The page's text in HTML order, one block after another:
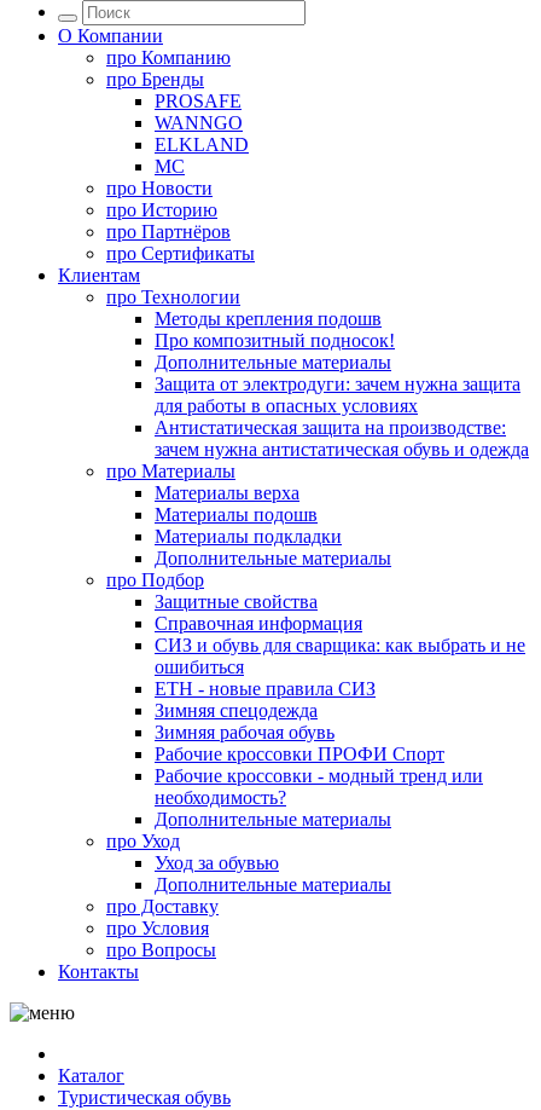
О Компании
про Компанию
про Бренды
PROSAFE
WANNGO
ELKLAND
MC
про Новости
про Историю
про Партнёров
про Сертификаты
Клиентам
про Технологии
Методы крепления подошв
Про композитный подносок!
Дополнительные материалы
Защита от электродуги: зачем нужна защита
для работы в опасных условиях
Антистатическая защита на производстве:
зачем нужна антистатическая обувь и одежда
про Материалы
Материалы верха
Материалы подошв
Материалы подкладки
Дополнительные материалы
про Подбор
Защитные свойства
Справочная информация
СИЗ и обувь для сварщика: как выбрать и не
ошибиться
ЕТН - новые правила СИЗ
Зимняя спецодежда
Зимняя рабочая обувь
Рабочие кроссовки ПРОФИ Спорт
Рабочие кроссовки - модный тренд или
необходимость?
Дополнительные материалы
про Уход
Уход за обувью
Дополнительные материалы
про Доставку
про Условия
про Вопросы
Контакты
Каталог
Туристическая обувь